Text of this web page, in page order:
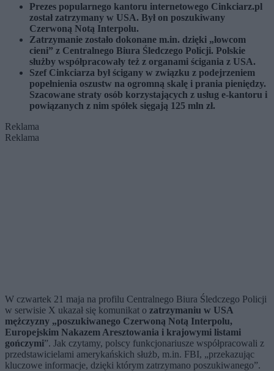
Prezes popularnego kantoru internetowego Cinkciarz.pl
został zatrzymany w USA. Był on poszukiwany
Czerwoną Notą Interpolu.
Zatrzymanie zostało dokonane m.in. dzięki „łowcom
cieni” z Centralnego Biura Śledczego Policji. Polskie
służby współpracowały też z organami ścigania z USA.
Szef Cinkciarza był ścigany w związku z podejrzeniem
popełnienia oszustw na ogromną skalę i prania pieniędzy.
Szacowane straty osób korzystających z usług e-kantoru i
powiązanych z nim spółek sięgają 125 mln zł.
Reklama
Reklama
W czwartek 21 maja na profilu Centralnego Biura Śledczego Policji
w serwisie X ukazał się komunikat o zatrzymaniu w USA
mężczyzny „poszukiwanego Czerwoną Notą Interpolu,
Europejskim Nakazem Aresztowania i krajowymi listami
gończymi”. Jak czytamy, polscy funkcjonariusze współpracowali z
przedstawicielami amerykańskich służb, m.in. FBI, „przekazując
kluczowe informacje, dzięki którym zatrzymano poszukiwanego”.